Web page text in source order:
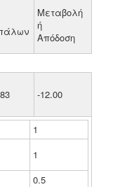
Μεταβολή
ή
Απόδοση
-12.00
1
1
0.5